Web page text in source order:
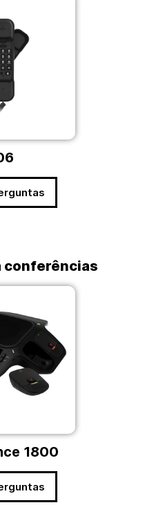
conferências
1800